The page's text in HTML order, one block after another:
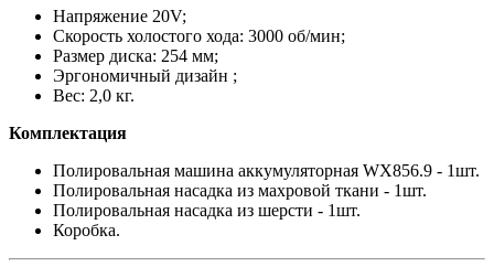
Напряжение 20V;
Скорость холостого хода: 3000 об/мин;
Размер диска: 254 мм;
Эргономичный дизайн ;
Вес: 2,0 кг.
Комплектация
Полировальная машина аккумуляторная WX856.9 - 1шт.
Полировальная насадка из махровой ткани - 1шт.
Полировальная насадка из шерсти - 1шт.
Коробка.